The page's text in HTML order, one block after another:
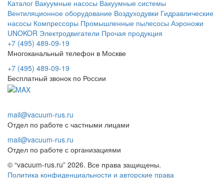
Каталог Вакуумные насосы Вакуумные системы
Вентиляционное оборудование Воздуходувки Гидравлические
насосы Компрессоры Промышленные пылесосы Аэроножи
UNOKOR Электродвигатели Прочая продукция
+7 (495) 489-09-19
Многоканальный телефон в Москве
+7 (495) 489-09-19
Бесплатный звонок по России
mail@vacuum-rus.ru
Отдел по работе с частными лицами
mail@vacuum-rus.ru
Отдел по работе с организациями
© “vacuum-rus.ru” 2026. Все права защищены.
Политика конфиденциальности и авторские права